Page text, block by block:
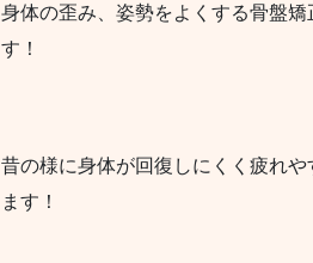
身体の歪み、姿勢をよくする骨盤
す！
昔の様に身体が回復しにくく疲れ
ます！